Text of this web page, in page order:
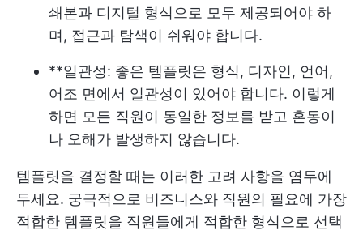
쇄본과 디지털 형식으로 모두 제공되어야 하
며, 접근과 탐색이 쉬워야 합니다.
**일관성: 좋은 템플릿은 형식, 디자인, 언어,
어조 면에서 일관성이 있어야 합니다. 이렇게
하면 모든 직원이 동일한 정보를 받고 혼동이
나 오해가 발생하지 않습니다.
템플릿을 결정할 때는 이러한 고려 사항을 염두에
두세요. 궁극적으로 비즈니스와 직원의 필요에 가장
적합한 템플릿을 직원들에게 적합한 형식으로 선택